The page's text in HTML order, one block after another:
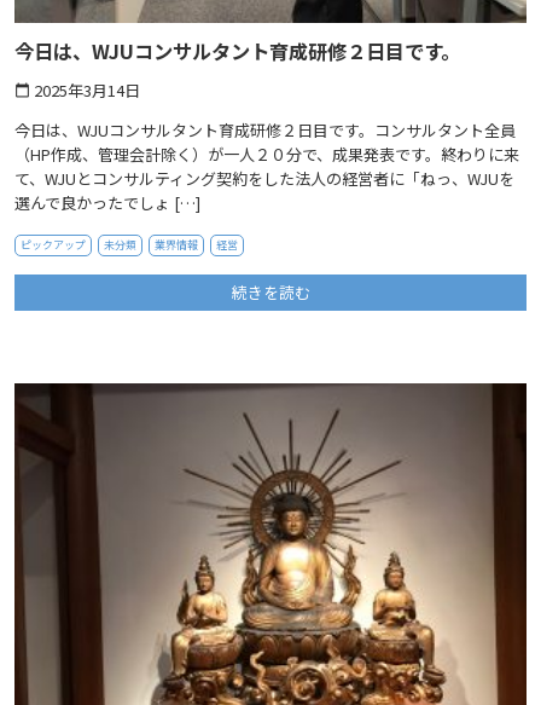
今日は、WJUコンサルタント育成研修２日目です。
calendar_today 2025年3月14日
今日は、WJUコンサルタント育成研修２日目です。コンサルタント全員
（HP作成、管理会計除く）が一人２０分で、成果発表です。終わりに来
て、WJUとコンサルティング契約をした法人の経営者に「ねっ、WJUを
選んで良かったでしょ […]
ピックアップ 未分類 業界情報 経営
続きを読む